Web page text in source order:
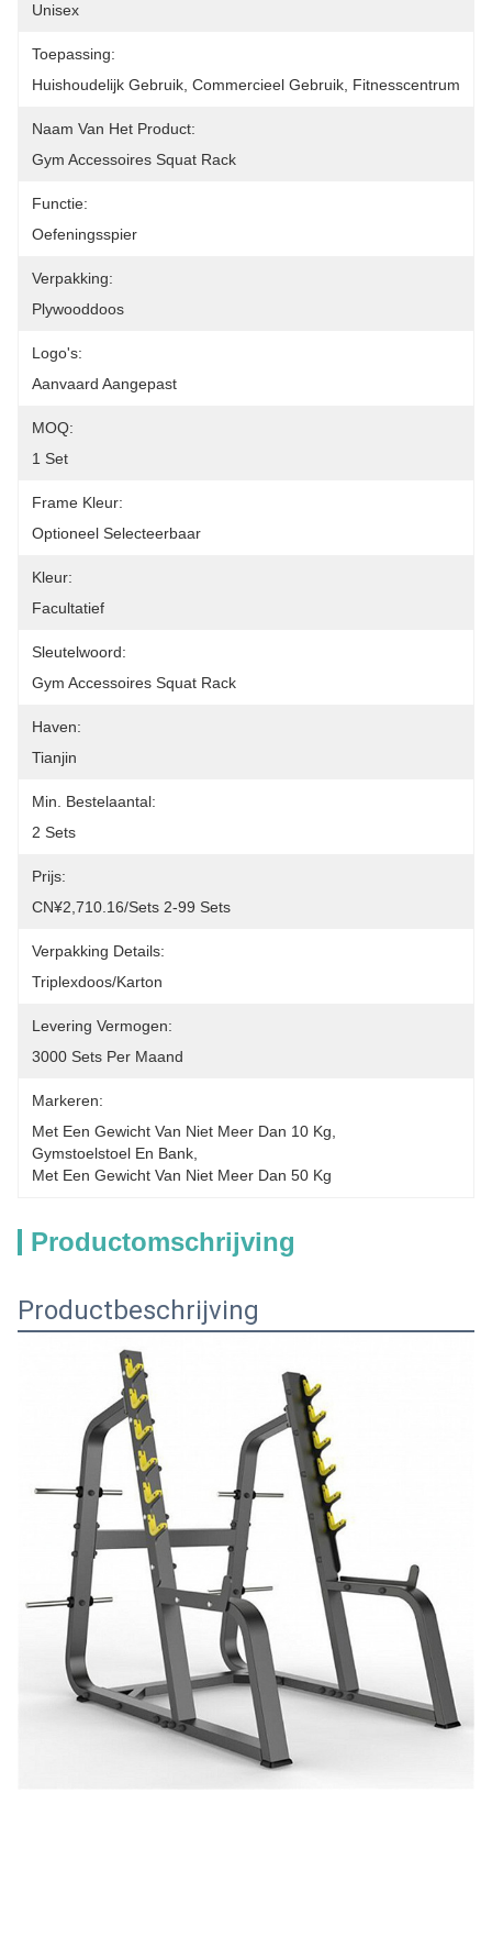
Unisex
Toepassing:
Huishoudelijk Gebruik, Commercieel Gebruik, Fitnesscentrum
Naam Van Het Product:
Gym Accessoires Squat Rack
Functie:
Oefeningsspier
Verpakking:
Plywooddoos
Logo's:
Aanvaard Aangepast
MOQ:
1 Set
Frame Kleur:
Optioneel Selecteerbaar
Kleur:
Facultatief
Sleutelwoord:
Gym Accessoires Squat Rack
Haven:
Tianjin
Min. Bestelaantal:
2 Sets
Prijs:
CN¥2,710.16/sets 2-99 Sets
Verpakking Details:
Triplexdoos/Karton
Levering Vermogen:
3000 Sets Per Maand
Markeren:
Met Een Gewicht Van Niet Meer Dan 10 Kg
Gymstoelstoel En Bank
Met Een Gewicht Van Niet Meer Dan 50 Kg
Productomschrijving
Productbeschrijving